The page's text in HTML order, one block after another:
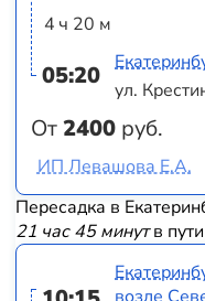
4 ч 20 м
05:20
От2400 руб.
ул.
ИП Левашова Е.А.
Пересадка в
21 час 45 минутв пути
возле